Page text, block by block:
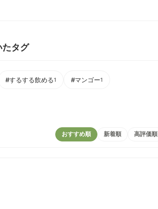
タグ
#するする飲める1 #マンゴー1
おすすめ順 新着順 高評価順